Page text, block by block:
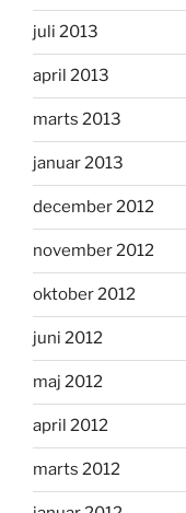
juli 2013
april 2013
marts 2013
januar 2013
december 2012
november 2012
oktober 2012
juni 2012
maj 2012
april 2012
marts 2012